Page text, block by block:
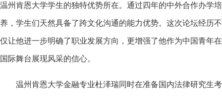
温州肯恩大学学生的独特优势所在。通过四年的中外合作办学培
养，学生们天然具备了跨文化沟通的能力优势。这次论坛经历不
仅让他进一步明确了职业发展方向，更增强了他作为中国青年在
国际舞台展现风采的信心。
温州肯恩大学金融专业杜泽瑞同时在准备国内法律研究生考